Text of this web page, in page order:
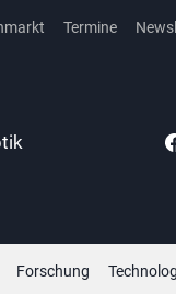
Termine
Forschung